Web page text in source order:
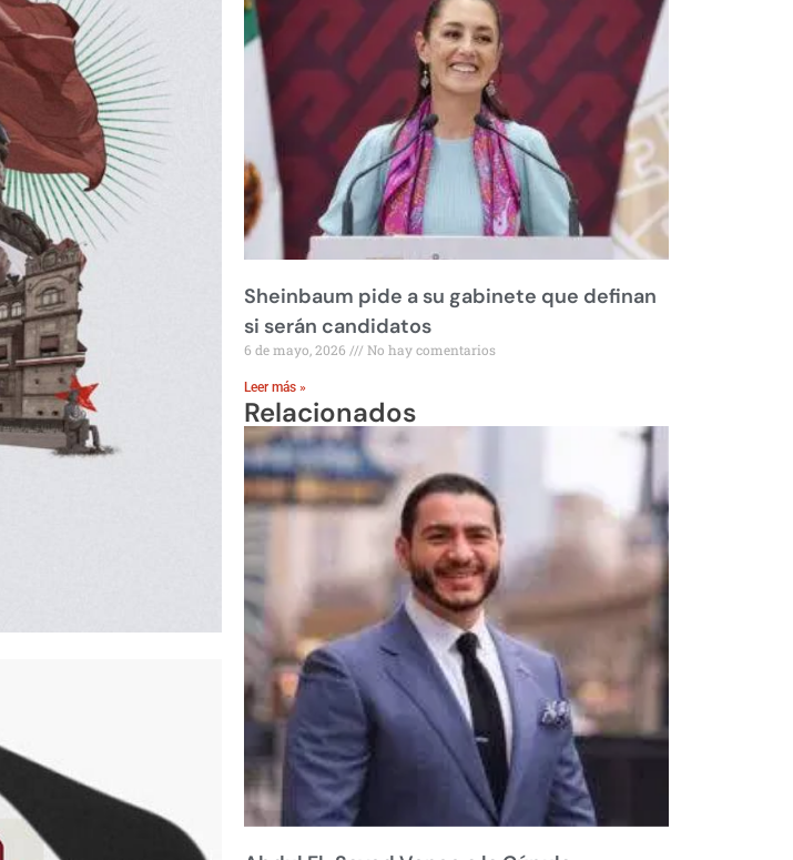
Sheinbaum pide a su gabinete que definan
si serán candidatos
6 de mayo, 2026 No hay comentarios
Leer más »
Relacionados